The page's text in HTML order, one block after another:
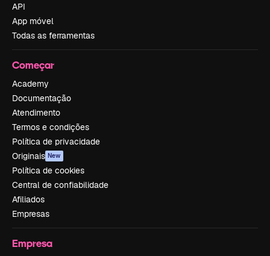
API
App móvel
Todas as ferramentas
Começar
Academy
Documentação
Atendimento
Termos e condições
Política de privacidade
Originais New
Política de cookies
Central de confiabilidade
Afiliados
Empresas
Empresa